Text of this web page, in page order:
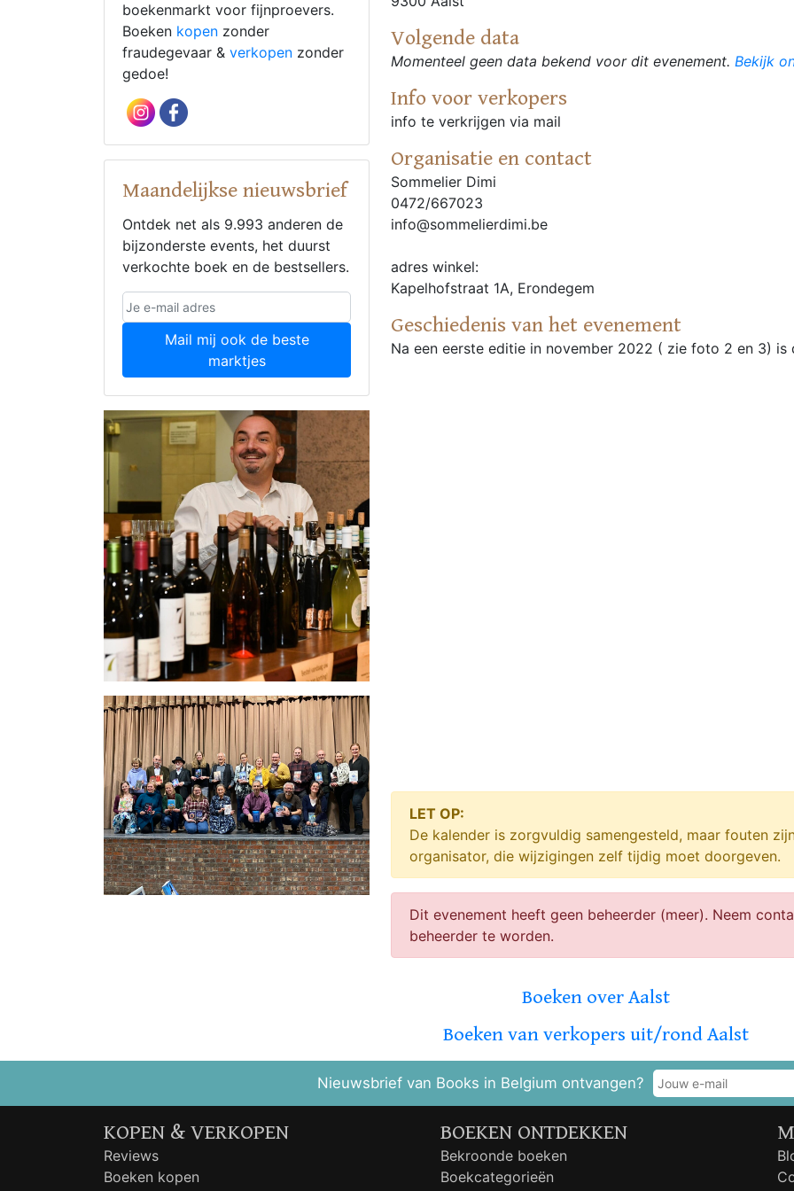
boekenmarkt voor fijnproevers.
Boeken kopen zonder
fraudegevaar & verkopen zonder
gedoe!
Maandelijkse nieuwsbrief
Ontdek net als 9.993 anderen de
bijzonderste events, het duurst
verkochte boek en de bestsellers.
Mail mij ook de beste
marktjes
Volgende data
Momenteel geen data bekend voor dit evenement. Bekijk
Info voor verkopers
info te verkrijgen via mail
Organisatie en contact
Sommelier Dimi
0472/667023
info@sommelierdimi.be
adres winkel:
Kapelhofstraat 1A, Erondegem
Geschiedenis van het evenement
Na een eerste editie in november 2022 ( zie foto 2 en 3) is
LET OP:
De kalender is zorgvuldig samengesteld, maar fouten
organisator, die wijzigingen zelf tijdig moet doorgeven.
Dit evenement heeft geen beheerder (meer). Neem
beheerder te worden.
Boeken over Aalst
Boeken van verkopers uit/rond Aalst
Nieuwsbrief van Books in Belgium ontvangen?
KOPEN & VERKOPEN
Reviews
Boeken kopen
BOEKEN ONTDEKKEN
Bekroonde boeken
Boekcategorieën